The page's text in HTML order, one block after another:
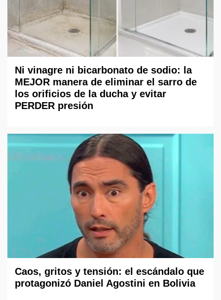
Ni vinagre ni bicarbonato de sodio: la
MEJOR manera de eliminar el sarro de
los orificios de la ducha y evitar
PERDER presión
Caos, gritos y tensión: el escándalo que
protagonizó Daniel Agostini en Bolivia